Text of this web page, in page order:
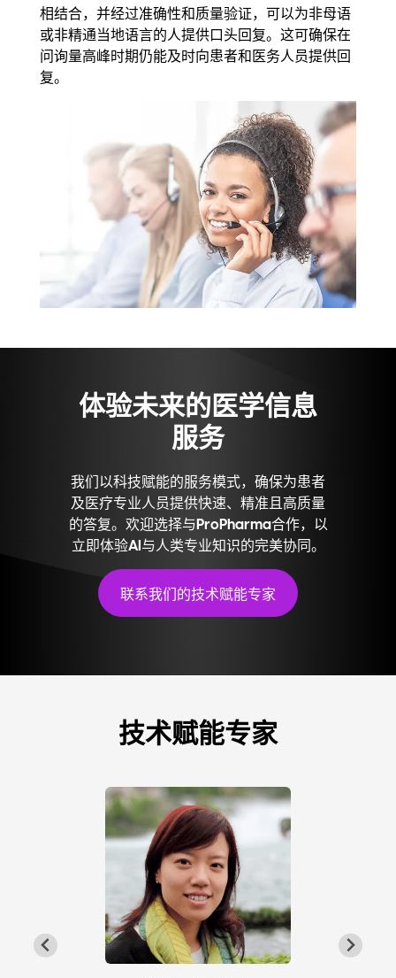
相结合，并经过准确性和质量验证，可以为非母语
或非精通当地语言的人提供口头回复。这可确保在
问询量高峰时期仍能及时向患者和医务人员提供回
复。
体验未来的医学信息
服务
我们以科技赋能的服务模式，确保为患者
及医疗专业人员提供快速、精准且高质量
的答复。欢迎选择与ProPharma合作，以
立即体验AI与人类专业知识的完美协同。
联系我们的技术赋能专家
技术赋能专家